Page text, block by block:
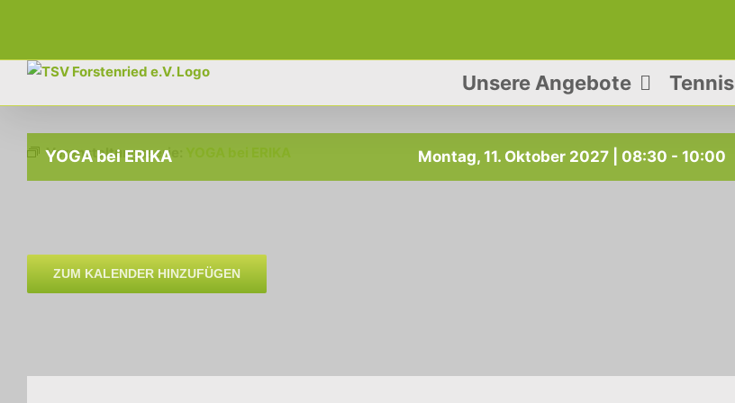
springen
Unsere Angebote
Veranstaltungsserie: YOGA bei ERIKA
YOGA bei ERIKA Montag, 11. Oktober 2027 | 08:30 -10:00
ZUM KALENDER HINZUFÜGEN